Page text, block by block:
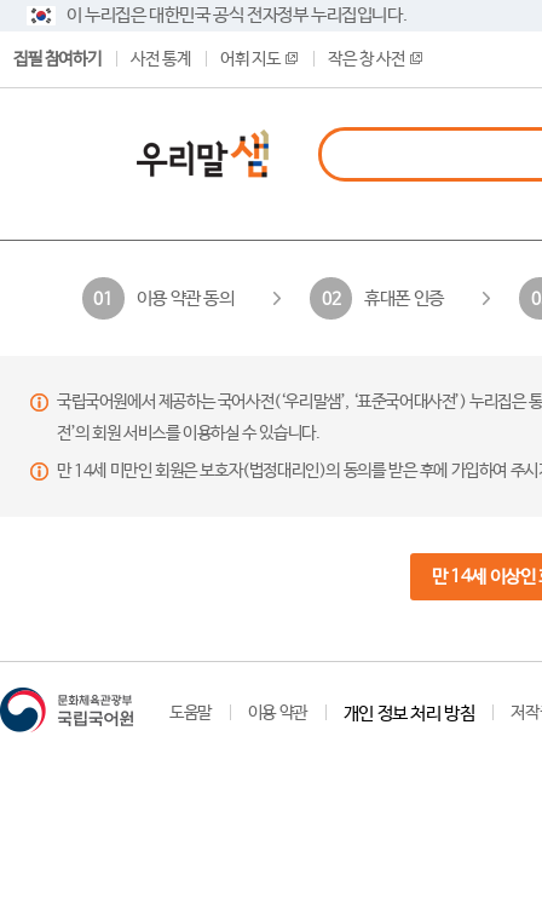
이 누리집은 대한민국 공식 전자정부 누리집입니다.
집필 참여하기 사전 통계 어휘 지도 작은 창 사전
01 이용 약관 동의 02 휴대폰 인증
국립국어원에서 제공하는 국어사전(‘우리말샘’, ‘표준국어대사전’) 누리집
전’의 회원 서비스를 이용하실 수 있습니다.
만 14세 미만인 회원은 보호자(법정대리인)의 동의를 받은 후에 가입하여 주
만 14세 이상인
도움말 이용 약관 개인 정보 처리 방침 저